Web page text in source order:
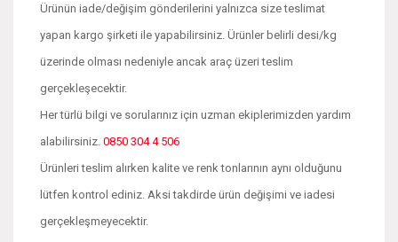
Ürünün iade/değişim gönderilerini yalnızca size teslimat
yapan kargo şirketi ile yapabilirsiniz. Ürünler belirli desi/kg
üzerinde olması nedeniyle ancak araç üzeri teslim
gerçekleşecektir.
Her türlü bilgi ve sorularınız için uzman ekiplerimizden yardım
alabilirsiniz. 0850 304 4 506
Ürünleri teslim alırken kalite ve renk tonlarının aynı olduğunu
lütfen kontrol ediniz. Aksi takdirde ürün değişimi ve iadesi
gerçekleşmeyecektir.